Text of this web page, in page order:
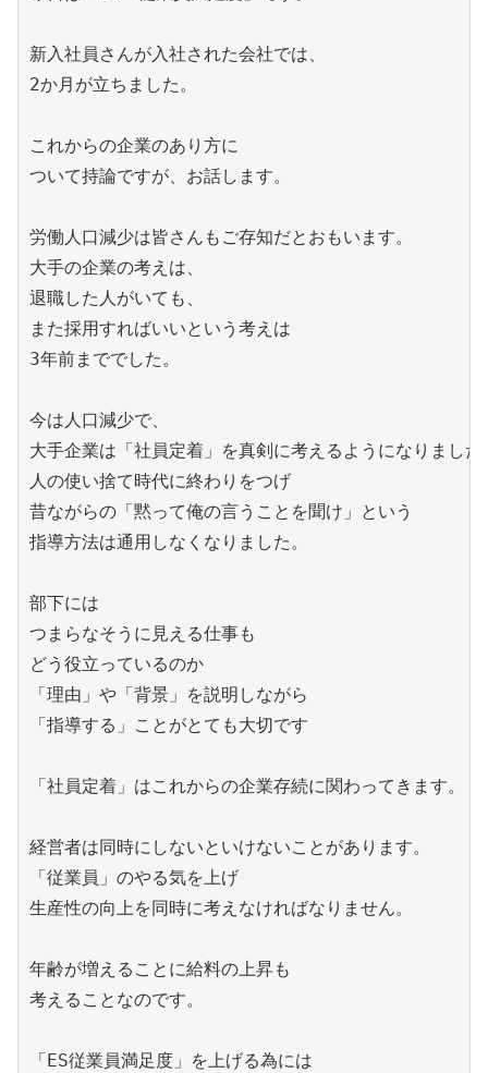
新入社員さんが入社された会社では、
2か月が立ちました。
これからの企業のあり方に
ついて持論ですが、お話します。
労働人口減少は皆さんもご存知だとおもいます。
大手の企業の考えは、
退職した人がいても、
また採用すればいいという考えは
3年前まででした。
今は人口減少で、
大手企業は「社員定着」を真剣に考えるようになりました
人の使い捨て時代に終わりをつげ
昔ながらの「黙って俺の言うことを聞け」という
指導方法は通用しなくなりました。
部下には
つまらなそうに見える仕事も
どう役立っているのか
「理由」や「背景」を説明しながら
「指導する」ことがとても大切です
「社員定着」はこれからの企業存続に関わってきます。
経営者は同時にしないといけないことがあります。
「従業員」のやる気を上げ
生産性の向上を同時に考えなければなりません。
年齢が増えることに給料の上昇も
考えることなのです。
「ES従業員満足度」を上げる為には